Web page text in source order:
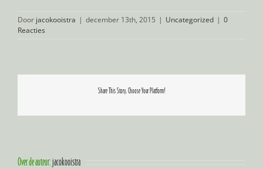
Door jacokooistra | december 13th, 2015 | Uncategorized | 0
Reacties
Share This Story, Choose Your Platform!
Over de auteur:jacokooistra